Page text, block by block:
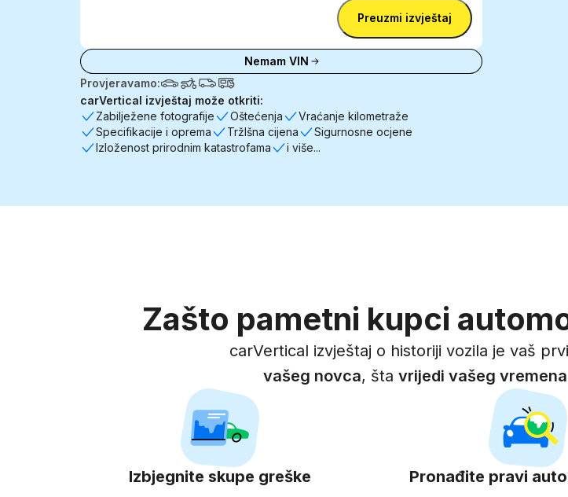
Unesite VIN
Preuzmi izvještaj
Nemam VIN
Provjeravamo:
carVertical izvještaj može otkriti:
Zabilježene fotografije
Oštećenja
Vraćanje kilometraže
Specifikacije i oprema
TržIšna cijena
Sigurnosne ocjene
Izloženost prirodnim katastrofama
i više...
Zašto pametni kupci
carVertical izvještaj o historiji vozila je vaš
vašeg novca, šta vrijedi vašeg vremena
Izbjegnite skupe greške Pronađite pravi